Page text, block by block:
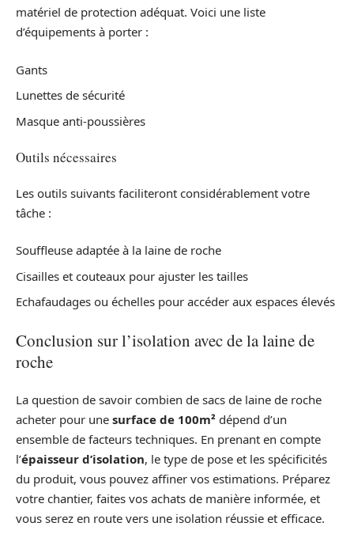
matériel de protection adéquat. Voici une liste
d’équipements à porter :
Gants
Lunettes de sécurité
Masque anti-poussières
Outils nécessaires
Les outils suivants faciliteront considérablement votre
tâche :
Souffleuse adaptée à la laine de roche
Cisailles et couteaux pour ajuster les tailles
Echafaudages ou échelles pour accéder aux espaces élevés
Conclusion sur l’isolation avec de la laine de
roche
La question de savoir combien de sacs de laine de roche
acheter pour une surface de 100m² dépend d’un
ensemble de facteurs techniques. En prenant en compte
l’épaisseur d’isolation, le type de pose et les spécificités
du produit, vous pouvez affiner vos estimations. Préparez
votre chantier, faites vos achats de manière informée, et
vous serez en route vers une isolation réussie et efficace.